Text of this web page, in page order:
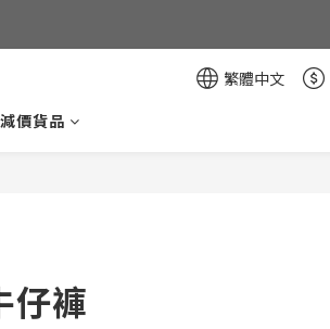
繁體中文
減價貨品
仔褲